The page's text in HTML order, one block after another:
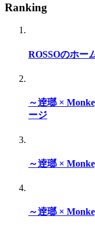
Ranking
ROSSOのホー
～逹瑯 ×
ージ
～逹瑯 ×
～逹瑯 ×